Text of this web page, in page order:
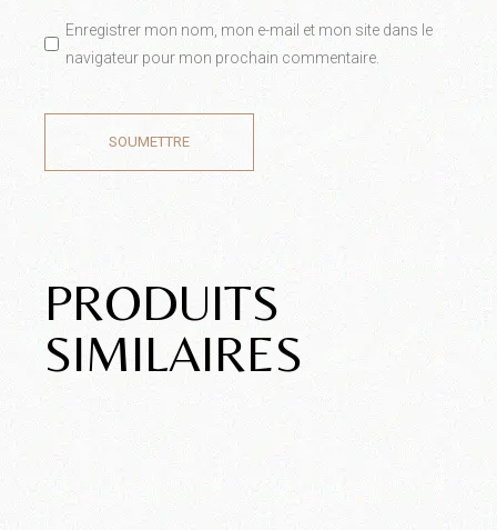
Enregistrer mon nom, mon e-mail et mon site dans le
navigateur pour mon prochain commentaire.
SOUMETTRE
PRODUITS
SIMILAIRES